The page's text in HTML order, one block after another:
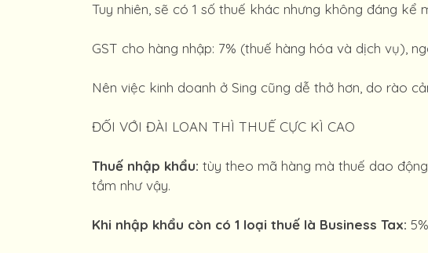
Tuy nhiên, sẽ có 1 số thuế khác nhưng không đáng kể
GST cho hàng nhập: 7% (thuế hàng hóa và dịch vụ),
Nên việc kinh doanh ở Sing cũng dễ thở hơn, do rào
ĐỐI VỚI ĐÀI LOAN THÌ THUẾ CỰC KÌ CAO
Thuế nhập khẩu: tùy theo mã hàng mà thuế dao
tầm như vậy.
Khi nhập khẩu còn có 1 loại thuế là Business Tax: